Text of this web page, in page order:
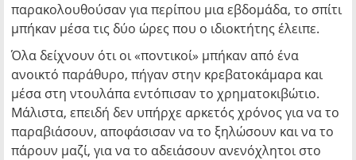
παρακολουθούσαν για περίπου μια εβδομάδα, το σπίτι
μπήκαν μέσα τις δύο ώρες που ο ιδιοκτήτης έλειπε.
Όλα δείχνουν ότι οι «ποντικοί» μπήκαν από ένα
ανοικτό παράθυρο, πήγαν στην κρεβατοκάμαρα και
μέσα στη ντουλάπα εντόπισαν το χρηματοκιβώτιο.
Μάλιστα, επειδή δεν υπήρχε αρκετός χρόνος για να το
παραβιάσουν, αποφάσισαν να το ξηλώσουν και να το
πάρουν μαζί, για να το αδειάσουν ανενόχλητοι στο